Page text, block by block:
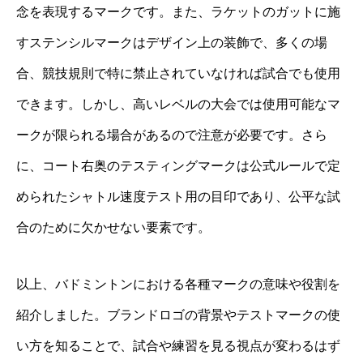
念を表現するマークです。また、ラケットのガットに施
すステンシルマークはデザイン上の装飾で、多くの場
合、競技規則で特に禁止されていなければ試合でも使用
できます。しかし、高いレベルの大会では使用可能なマ
ークが限られる場合があるので注意が必要です。さら
に、コート右奥のテスティングマークは公式ルールで定
められたシャトル速度テスト用の目印であり、公平な試
合のために欠かせない要素です。
以上、バドミントンにおける各種マークの意味や役割を
紹介しました。ブランドロゴの背景やテストマークの使
い方を知ることで、試合や練習を見る視点が変わるはず